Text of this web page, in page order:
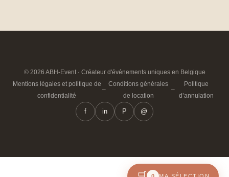
© 2026 ABH-Event · Créateur d'événements uniques en Belgique
Mentions légales et politique de
confidentialité
–
Conditions générales
de location
–
Politique
d’annulation
f in P @